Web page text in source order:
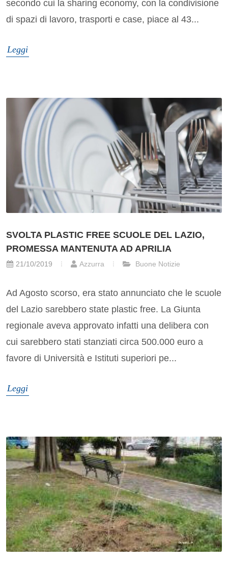
secondo cui la sharing economy, con la condivisione
di spazi di lavoro, trasporti e case, piace al 43...
Leggi
SVOLTA PLASTIC FREE SCUOLE DEL LAZIO,
PROMESSA MANTENUTA AD APRILIA
21/10/2019 Azzurra Buone Notizie
Ad Agosto scorso, era stato annunciato che le scuole
del Lazio sarebbero state plastic free. La Giunta
regionale aveva approvato infatti una delibera con
cui sarebbero stati stanziati circa 500.000 euro a
favore di Università e Istituti superiori pe...
Leggi